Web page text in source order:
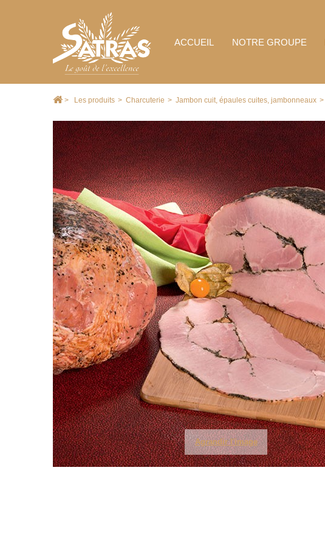
ACCUEIL NOTRE GROUPE
> Les produits > Charcuterie > Jambon cuit, épaules cuites, jambonneaux >
Agrandir l'image